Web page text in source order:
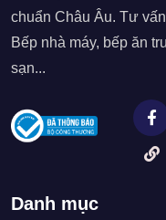
chuẩn Châu Âu. Tư
Bếp nhà máy, bếp ăn
sạn...
Danh mục